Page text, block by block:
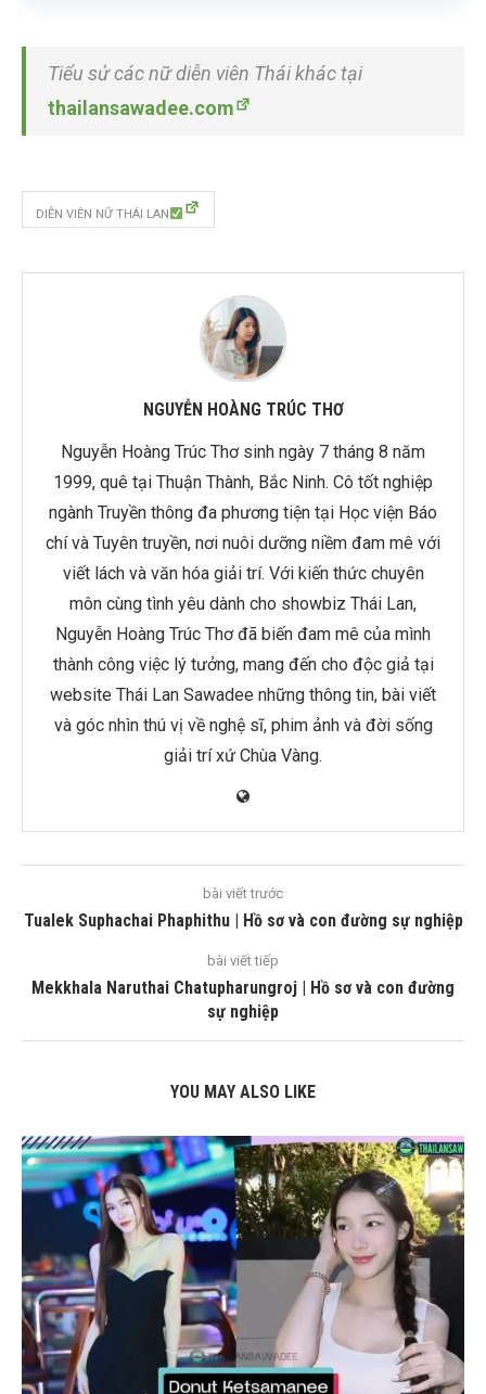
Tiểu sử các nữ diễn viên Thái khác tại
thailansawadee.com
DIỄN VIÊN NỮ THÁI LAN
NGUYỄN HOÀNG TRÚC THƠ
Nguyễn Hoàng Trúc Thơ sinh ngày 7 tháng 8 năm
1999, quê tại Thuận Thành, Bắc Ninh. Cô tốt nghiệp
ngành Truyền thông đa phương tiện tại Học viện Báo
chí và Tuyên truyền, nơi nuôi dưỡng niềm đam mê với
viết lách và văn hóa giải trí. Với kiến thức chuyên
môn cùng tình yêu dành cho showbiz Thái Lan,
Nguyễn Hoàng Trúc Thơ đã biến đam mê của mình
thành công việc lý tưởng, mang đến cho độc giả tại
website Thái Lan Sawadee những thông tin, bài viết
và góc nhìn thú vị về nghệ sĩ, phim ảnh và đời sống
giải trí xứ Chùa Vàng.
bài viết trước
Tualek Suphachai Phaphithu | Hồ sơ và con đường sự nghiệp
bài viết tiếp
Mekkhala Naruthai Chatupharungroj | Hồ sơ và con đường
sự nghiệp
YOU MAY ALSO LIKE